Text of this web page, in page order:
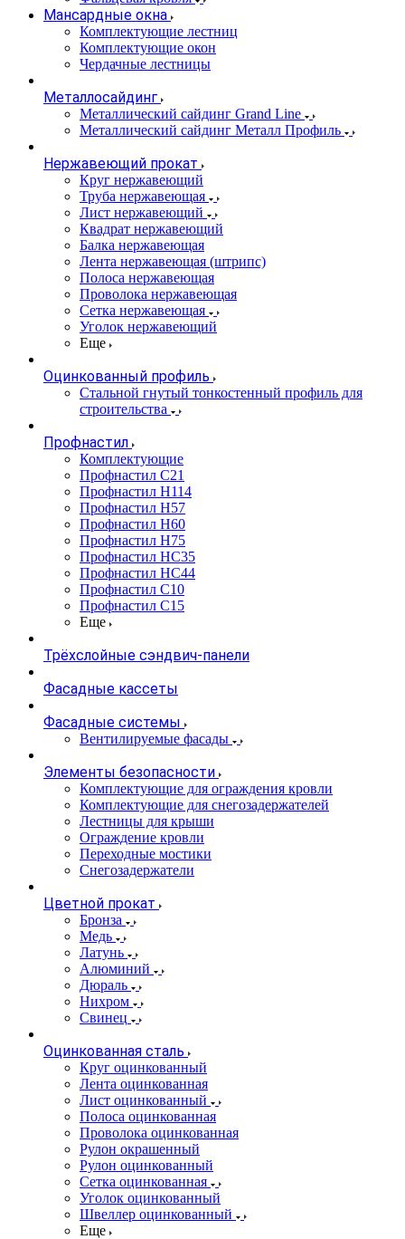
Мансардные окна
Комплектующие лестниц
Комплектующие окон
Чердачные лестницы
Металлосайдинг
Металлический сайдинг Grand Line
Металлический сайдинг Металл Профиль
Нержавеющий прокат
Круг нержавеющий
Труба нержавеющая
Лист нержавеющий
Квадрат нержавеющий
Балка нержавеющая
Лента нержавеющая (штрипс)
Полоса нержавеющая
Проволока нержавеющая
Сетка нержавеющая
Уголок нержавеющий
Еще
Оцинкованный профиль
Стальной гнутый тонкостенный профиль для
строительства
Профнастил
Комплектующие
Профнастил C21
Профнастил Н114
Профнастил Н57
Профнастил Н60
Профнастил Н75
Профнастил НС35
Профнастил НС44
Профнастил С10
Профнастил С15
Еще
Трёхслойные сэндвич-панели
Фасадные кассеты
Фасадные системы
Вентилируемые фасады
Элементы безопасности
Комплектующие для ограждения кровли
Комплектующие для снегозадержателей
Лестницы для крыши
Ограждение кровли
Переходные мостики
Снегозадержатели
Цветной прокат
Бронза
Медь
Латунь
Алюминий
Дюраль
Нихром
Свинец
Оцинкованная сталь
Круг оцинкованный
Лента оцинкованная
Лист оцинкованный
Полоса оцинкованная
Проволока оцинкованная
Рулон окрашенный
Рулон оцинкованный
Сетка оцинкованная
Уголок оцинкованный
Швеллер оцинкованный
Еще